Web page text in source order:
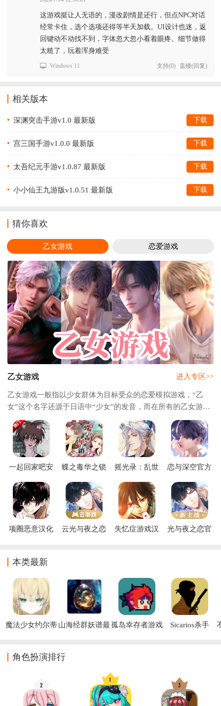
这游戏挺让人无语的，漫改剧情是还行，但点NPC对话
经常卡住，选个选项还得等半天加载。UI设计也迷，返
回键动不动找不到，字体忽大忽小看着眼疼。细节做得
太糙了，玩着浑身难受
Windows 11 支持(0) 盖楼(回复)
相关版本
深渊突击手游v1.0 最新版 下载
宫三国手游v1.0.0 最新版 下载
太吾纪元手游v1.0.87 最新版 下载
小小仙王九游版v1.0.51 最新版 下载
猜你喜欢
乙女游戏 恋爱游戏
乙女游戏
乙女游戏一般指以少女群体为目标受众的恋爱模拟游戏，“乙
女”这个名字还源于日语中“少女”的发音，而在所有的乙女游戏
中日本可说是有这超多类型的乙女游戏，随着游戏行业的发
展，也有很多优质的国产乙女游戏，为了
进入专区>>
一起回家吧安
蝶之毒华之锁
摇光录：乱世
恋与深空官方
项圈恶意汉化
云光与夜之恋
失忆症游戏汉
光与夜之恋官
本类最新
魔法少女约尔蒂山海经群妖谱最孤岛幸存者游戏 Sicarios杀手
角色扮演排行